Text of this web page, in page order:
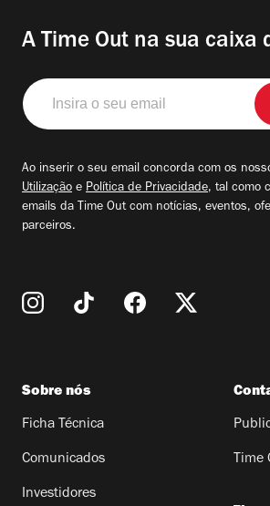
A Time Out na sua caixa
Insira
o
seu
Ao inserir o seu email concorda com os
Utilização e Política de Privacidade, tal como
emails da Time Out com notícias, eventos,
parceiros.
Sobre nós
Ficha Técnica
Comunicados
Investidores
Time